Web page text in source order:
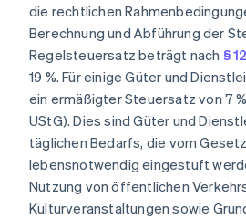
die rechtlichen
Berechnung und Abführung der
Regelsteuersatz beträgt nach §
19 %. Für einige Güter und
ein ermäßigter Steuersatz von 7
UStG). Dies sind Güter und
täglichen Bedarfs, die vom
lebensnotwendig eingestuft
Nutzung von öffentlichen
Kulturveranstaltungen sowie